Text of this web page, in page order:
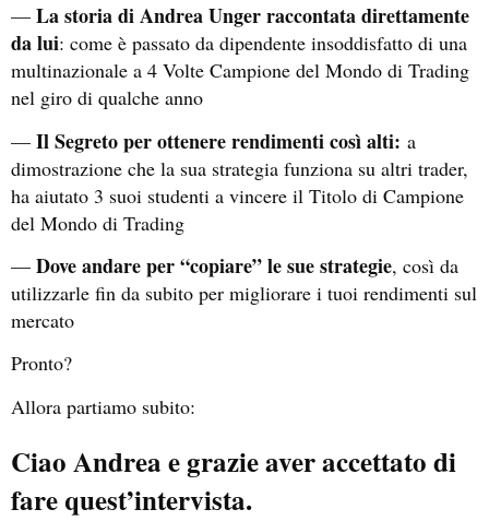
— La storia di Andrea Unger raccontata direttamente
da lui: come è passato da dipendente insoddisfatto di una
multinazionale a 4 Volte Campione del Mondo di Trading
nel giro di qualche anno
— Il Segreto per ottenere rendimenti così alti: a
dimostrazione che la sua strategia funziona su altri trader,
ha aiutato 3 suoi studenti a vincere il Titolo di Campione
del Mondo di Trading
— Dove andare per “copiare” le sue strategie, così da
utilizzarle fin da subito per migliorare i tuoi rendimenti sul
mercato
Pronto?
Allora partiamo subito:
Ciao Andrea e grazie aver accettato di
fare quest’intervista.